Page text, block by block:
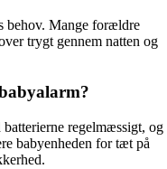
behov. Mange forældre
trygt gennem natten og
regelmæssigt, og
babyenheden for tæt på